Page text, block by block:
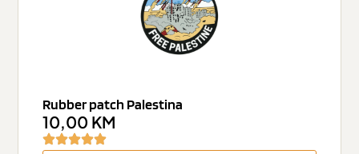
Rubber patch Palestina
10,00 KM